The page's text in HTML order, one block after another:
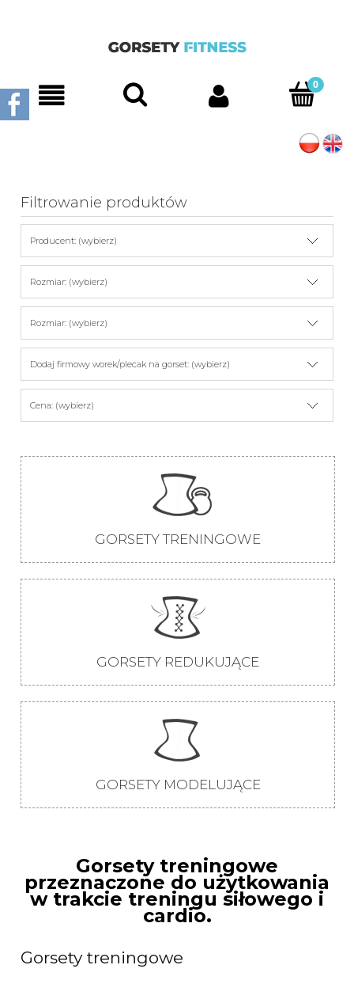
Filtrowanie produktów
Producent: (wybierz)
Rozmiar: (wybierz)
Rozmiar: (wybierz)
Dodaj firmowy worek/plecak na gorset: (wybierz)
Cena: (wybierz)
GORSETY TRENINGOWE
GORSETY REDUKUJĄCE
GORSETY MODELUJĄCE
Gorsety treningowe
przeznaczone do użytkowania
w trakcie treningu siłowego i
cardio.
Gorsety treningowe